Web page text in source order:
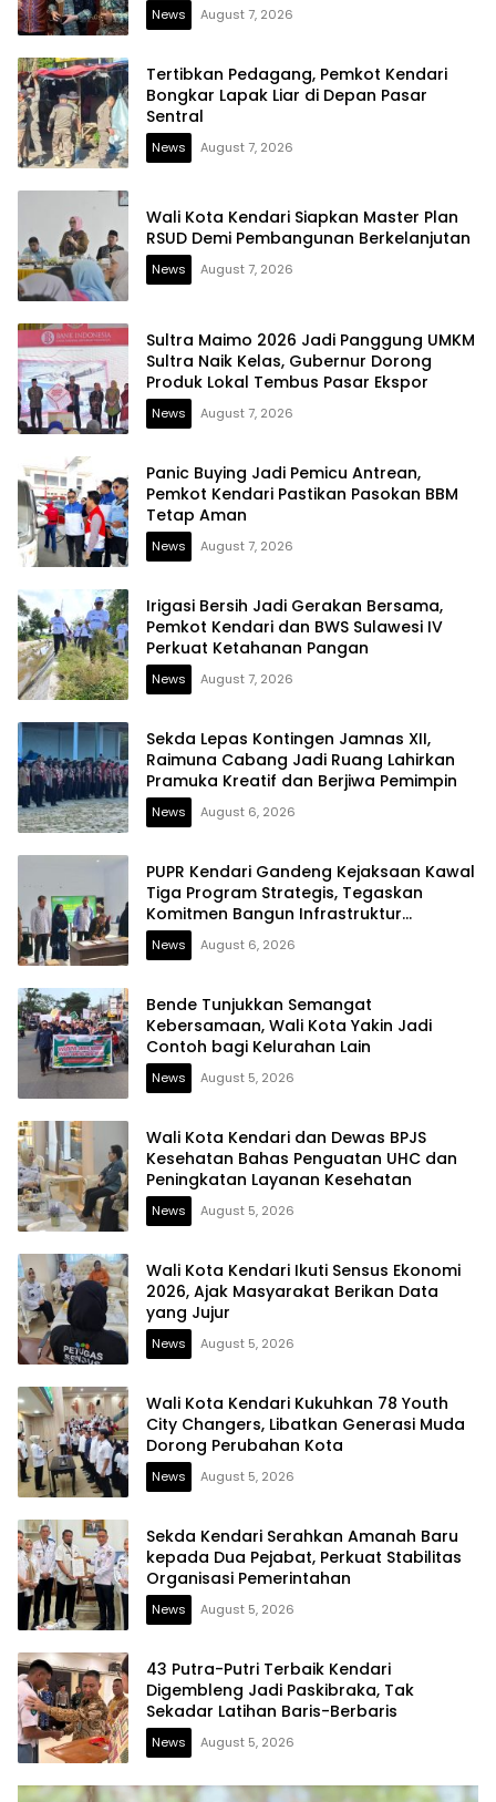
News August 7, 2026
Tertibkan Pedagang, Pemkot Kendari
Bongkar Lapak Liar di Depan Pasar
Sentral
News August 7, 2026
Wali Kota Kendari Siapkan Master Plan
RSUD Demi Pembangunan Berkelanjutan
News August 7, 2026
Sultra Maimo 2026 Jadi Panggung UMKM
Sultra Naik Kelas, Gubernur Dorong
Produk Lokal Tembus Pasar Ekspor
News August 7, 2026
Panic Buying Jadi Pemicu Antrean,
Pemkot Kendari Pastikan Pasokan BBM
Tetap Aman
News August 7, 2026
Irigasi Bersih Jadi Gerakan Bersama,
Pemkot Kendari dan BWS Sulawesi IV
Perkuat Ketahanan Pangan
News August 7, 2026
Sekda Lepas Kontingen Jamnas XII,
Raimuna Cabang Jadi Ruang Lahirkan
Pramuka Kreatif dan Berjiwa Pemimpin
News August 6, 2026
PUPR Kendari Gandeng Kejaksaan Kawal
Tiga Program Strategis, Tegaskan
Komitmen Bangun Infrastruktur
Berintegritas
News August 6, 2026
Bende Tunjukkan Semangat
Kebersamaan, Wali Kota Yakin Jadi
Contoh bagi Kelurahan Lain
News August 5, 2026
Wali Kota Kendari dan Dewas BPJS
Kesehatan Bahas Penguatan UHC dan
Peningkatan Layanan Kesehatan
News August 5, 2026
Wali Kota Kendari Ikuti Sensus Ekonomi
2026, Ajak Masyarakat Berikan Data
yang Jujur
News August 5, 2026
Wali Kota Kendari Kukuhkan 78 Youth
City Changers, Libatkan Generasi Muda
Dorong Perubahan Kota
News August 5, 2026
Sekda Kendari Serahkan Amanah Baru
kepada Dua Pejabat, Perkuat Stabilitas
Organisasi Pemerintahan
News August 5, 2026
43 Putra-Putri Terbaik Kendari
Digembleng Jadi Paskibraka, Tak
Sekadar Latihan Baris-Berbaris
News August 5, 2026